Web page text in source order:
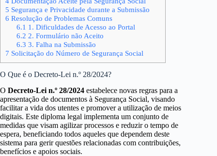
5 Segurança e Privacidade durante a Submissão
6 Resolução de Problemas Comuns
6.1 1. Dificuldades de Acesso ao Portal
6.2 2. Formulário não Aceito
6.3 3. Falha na Submissão
7 Solicitação do Número de Segurança Social
O Que é o Decreto-Lei n.º 28/2024?
O Decreto-Lei n.º 28/2024 estabelece novas regras para a
apresentação de documentos à Segurança Social, visando
facilitar a vida dos utentes e promover a utilização de meios
digitais. Este diploma legal implementa um conjunto de
medidas que visam agilizar processos e reduzir o tempo de
espera, beneficiando todos aqueles que dependem deste
sistema para gerir questões relacionadas com contribuições,
benefícios e apoios sociais.